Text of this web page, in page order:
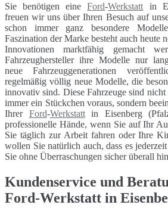
Sie benötigen eineFord-Werkstatt in
freuen wir uns über Ihren Besuch auf
schon immer ganz besondere
Faszination der Marke besteht auch heute
Innovationen marktfähig gemacht
Fahrzeughersteller ihre Modelle nur
neue Fahrzeuggenerationen
regelmäßig völlig neue Modelle, die
innovativ sind. Diese Fahrzeuge sind
immer ein Stückchen voraus, sondern
Ihrer Ford-Werkstattin Eisenberg
professionelle Hände, wenn Sie auf Ihr
Sie täglich zur Arbeit fahren oder Ihre
wollen Sie natürlich auch, dass es
Sie ohne Überraschungen sicher überall
Kundenservice und
Ford-Werkstatt in